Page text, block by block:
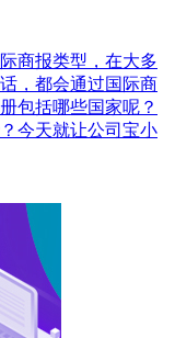
商报类型，在大多
，都会通过国际商
包括哪些国家呢？
今天就让公司宝小